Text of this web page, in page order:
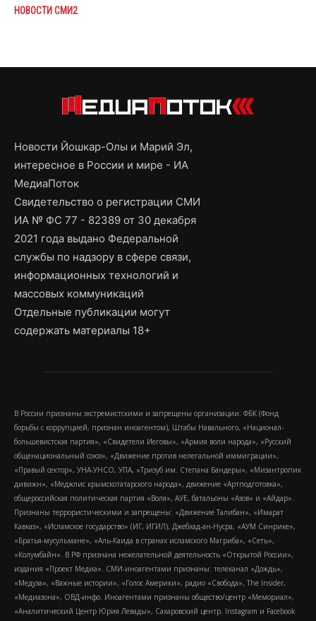
НОВОСТИ СМИ2
Новости Йошкар-Олы и Марий Эл,
интересное в России и мире - ИА
МедиаПоток
Свидетельство о регистрации СМИ
ИА № ФС 77 - 82389 от 30 декабря
2021 года выдано Федеральной
службы по надзору в сфере связи,
информационных технологий и
массовых коммуникаций
Отдельные публикации могут
содержать материалы 18+
В России признаны экстремистскими и запрещены организации: ФБК (Фонд
борьбы с коррупцией, признан иноагентом), Штабы Навального, «Национал-
большевистская партия», «Свидетели Иеговы», «Армия воли народа», «Русский
общенациональный союз», «Движение против нелегальной иммиграции»,
«Правый сектор», УНА-УНСО, УПА, «Тризуб им. Степана Бандеры», «Мизантропик
дивижн», «Меджлис крымскотатарского народа», движение «Артподготовка»,
общероссийская политическая партия «Воля», АУЕ, батальоны «Азов» и «Айдар».
Признаны террористическими и запрещены: «Движение Талибан», «Имарат
Кавказ», «Исламское государство» (ИГ, ИГИЛ), Джебхад-ан-Нусра, «АУМ Синрике»,
«Братья-мусульмане», «Аль-Каида в странах исламского Магриба», «Сеть»,
«Колумбайн». В РФ признана нежелательной деятельность «Открытой России»,
издания «Проект Медиа». СМИ-иноагентами признаны: телеканал «Дождь»,
«Медуза», «Важные истории», «Голос Америки», радио «Свобода», The Insider,
«Медиазона», ОВД-инфо. Иноагентами признаны общество/центр «Мемориал»,
«Аналитический Центр Юрия Левады», Сахаровский центр. Instagram и Facebook